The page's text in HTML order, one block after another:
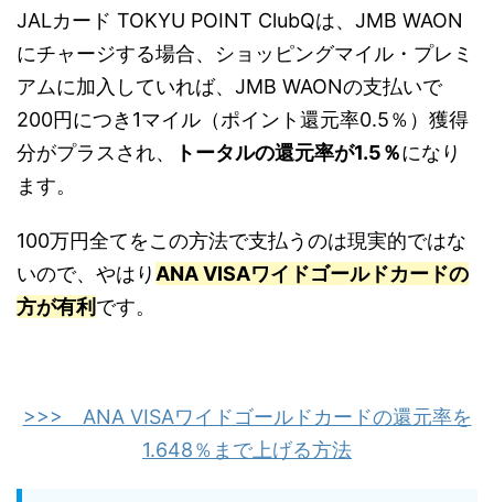
JALカード TOKYU POINT ClubQは、JMB WAON
にチャージする場合、ショッピングマイル・プレミ
アムに加入していれば、JMB WAONの支払いで
200円につき1マイル（ポイント還元率0.5％）獲得
分がプラスされ、
トータルの還元率が1.5％になり
ます。
100万円全てをこの方法で支払うのは現実的ではな
いので、やはりANA VISAワイドゴールドカードの
方が有利 です。
>>> ANA VISAワイドゴールドカードの還元率を
1.648％まで上げる方法